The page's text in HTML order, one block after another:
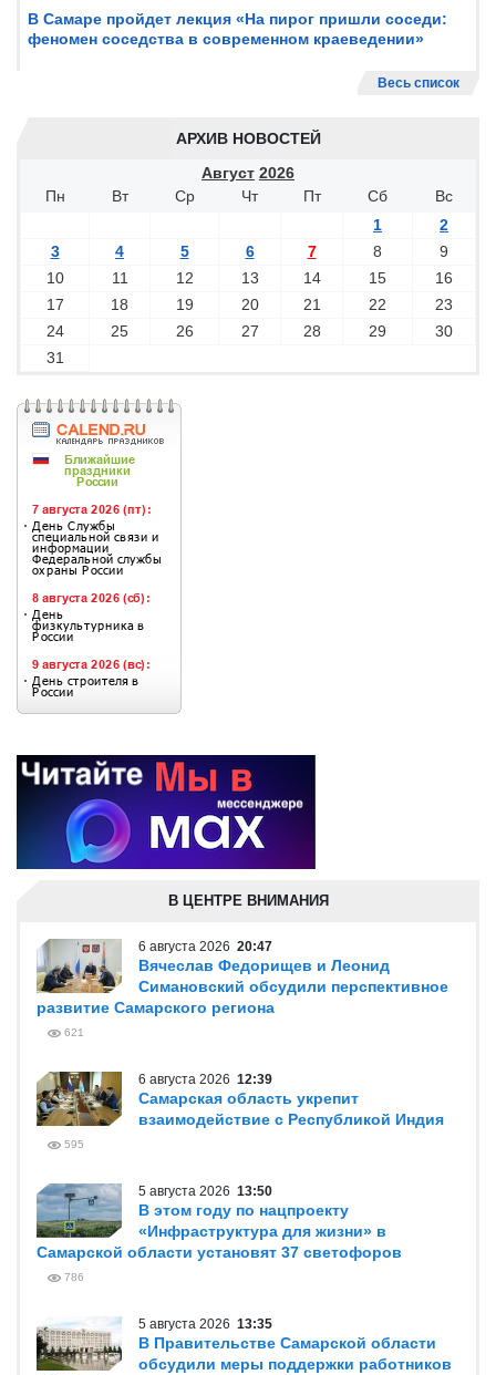
В Самаре пройдет лекция «На пирог пришли соседи:
феномен соседства в современном краеведении»
Весь список
АРХИВ НОВОСТЕЙ
Август 2026
Пн
Вт Ср Чт Пт Сб
Вс
1
2
3
4 5 6 7 8
9
10
11 12 13 14 15
16
17
18 19 20 21 22
23
24
25 26 27 28 29
30
31
В ЦЕНТРЕ ВНИМАНИЯ
6 августа 2026 20:47
Вячеслав Федорищев и Леонид
Симановский обсудили перспективное
развитие Самарского региона
621
6 августа 2026 12:39
Самарская область укрепит
взаимодействие с Республикой Индия
595
5 августа 2026 13:50
В этом году по нацпроекту
«Инфраструктура для жизни» в
Самарской области установят 37 светофоров
786
5 августа 2026 13:35
В Правительстве Самарской области
обсудили меры поддержки работников